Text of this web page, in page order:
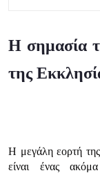
Η σημασία
της
Η μεγάλη εορτή
είναι ένας